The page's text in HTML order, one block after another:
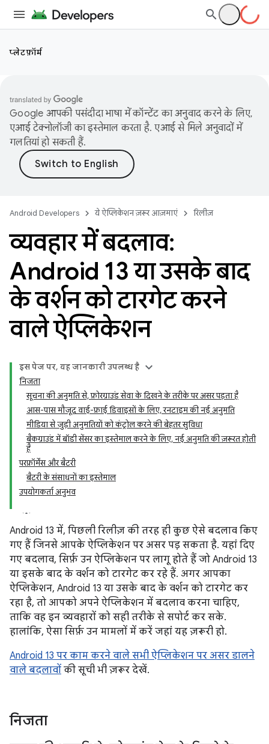
प्लेटफ़ॉर्म
Google आपकी पसंदीदा भाषा में कॉन्टेंट का अनुवाद करने के लिए,
एआई टेक्नोलॉजी का इस्तेमाल करता है. एआई से मिले अनुवादों में
गलतियां हो सकती हैं.
Android Developers ये ऐप्लिकेशन ज़रूर आज़माएं रिलीज़
व्यवहार में बदलाव:
Android 13 या उसके बाद
के वर्शन को टारगेट करने
वाले ऐप्लिकेशन
इस पेज पर, यह जानकारी उपलब्ध है
निजता
सूचना की अनुमति से, फ़ोरग्राउंड सेवा के दिखने के तरीके पर असर पड़ता है
आस-पास मौजूद वाई-फ़ाई डिवाइसों के लिए, रनटाइम की नई अनुमति
मीडिया से जुड़ी अनुमतियों को कंट्रोल करने की बेहतर सुविधा
बैकग्राउंड में बॉडी सेंसर का इस्तेमाल करने के लिए, नई अनुमति की ज़रूरत होती
है
परफ़ॉर्मेंस और बैटरी
बैटरी के संसाधनों का इस्तेमाल
उपयोगकर्ता अनुभव
Android 13 में, पिछली रिलीज़ की तरह ही कुछ ऐसे बदलाव किए
गए हैं जिनसे आपके ऐप्लिकेशन पर असर पड़ सकता है. यहां दिए
गए बदलाव, सिर्फ़ उन ऐप्लिकेशन पर लागू होते हैं जो Android 13
या इसके बाद के वर्शन को टारगेट कर रहे हैं. अगर आपका
ऐप्लिकेशन, Android 13 या उसके बाद के वर्शन को टारगेट कर
रहा है, तो आपको अपने ऐप्लिकेशन में बदलाव करना चाहिए,
ताकि वह इन व्यवहारों को सही तरीके से सपोर्ट कर सके.
हालांकि, ऐसा सिर्फ़ उन मामलों में करें जहां यह ज़रूरी हो.
Android 13 पर काम करने वाले सभी ऐप्लिकेशन पर असर डालने
वाले बदलावों की सूची भी ज़रूर देखें.
निजता